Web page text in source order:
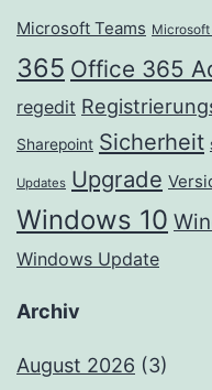
Microsoft Teams
365 Office 365
regedit
Sharepoint Sicherheit
Updates Upgrade
Windows 10
Windows Update
Archiv
August 2026 (3)